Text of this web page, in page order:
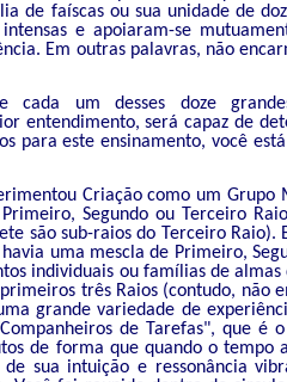
de faíscas ou sua unidade de
e apoiaram-se
Em outras palavras, não
cada um desses doze
entendimento, será capaz de
para este ensinamento, você
Criação como um Grupo
Segundo ou Terceiro
são sub-raios do Terceiro Raio).
uma mescla de Primeiro,
individuais ou famílias de almas
três Raios (contudo, não
grande variedade de
de Tarefas", que é
de forma que quando o tempo
sua intuição e ressonância